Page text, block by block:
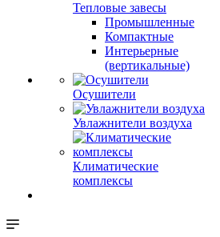
Тепловые завесы
Промышленные
Компактные
Интерьерные
(вертикальные)
Осушители
Увлажнители воздуха
Климатические
комплексы